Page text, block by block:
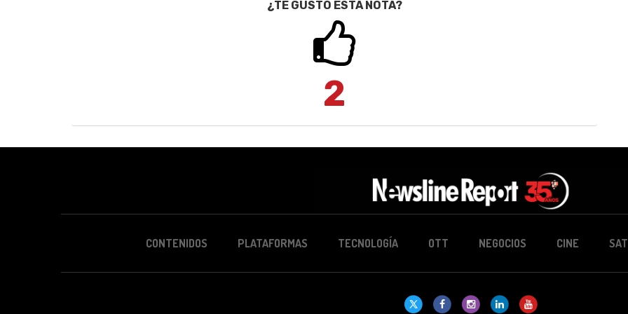
¿TE GUSTÓ ESTA NOTA?
2
CONTENIDOS PLATAFORMAS TECNOLOGÍA OTT NEGOCIOS CINE